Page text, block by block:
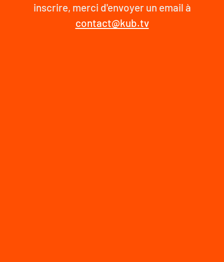
inscrire, merci d'envoyer un email à
contact@kub.tv